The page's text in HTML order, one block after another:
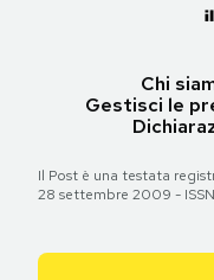
Chi
Gestisci le
Il Post è una testata
28 settembre 2009 -